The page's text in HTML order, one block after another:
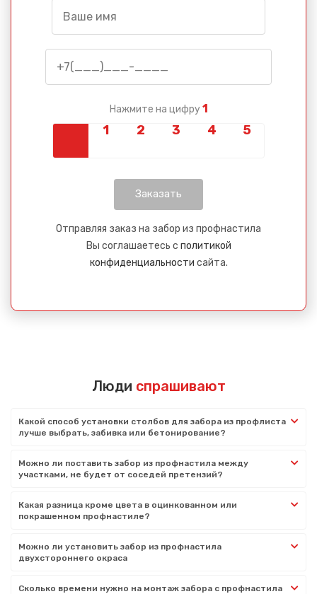
Нажмите на цифру 1
Отправляя заказ на забор из профнастила
Вы соглашаетесь с политикой
конфиденциальности сайта.
Люди спрашивают
Какой способ установки столбов для забора из профлиста
лучше выбрать, забивка или бетонирование?
Можно ли поставить забор из профнастила между
участками, не будет от соседей претензий?
Какая разница кроме цвета в оцинкованном или
покрашенном профнастиле?
Можно ли установить забор из профнастила
двухстороннего окраса
Сколько времени нужно на монтаж забора с профнастила